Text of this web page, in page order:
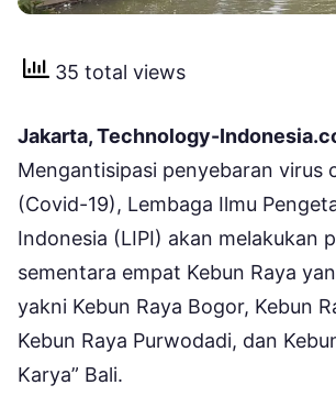
35 total views
Jakarta, Technology-
Mengantisipasi penyebaran virus
(Covid-19), Lembaga Ilmu
Indonesia (LIPI) akan melakukan
sementara empat Kebun Raya
yakni Kebun Raya Bogor, Kebun
Kebun Raya Purwodadi, dan
Karya” Bali.